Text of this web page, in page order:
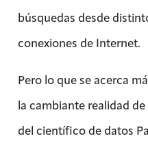
búsquedas desde
conexiones de Internet.
Pero lo que se acerca
la cambiante realidad
del científico de datos